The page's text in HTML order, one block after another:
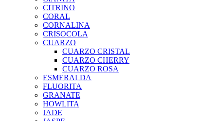
CITRINO
CORAL
CORNALINA
CRISOCOLA
CUARZO
CUARZO CRISTAL
CUARZO CHERRY
CUARZO ROSA
ESMERALDA
FLUORITA
GRANATE
HOWLITA
JADE